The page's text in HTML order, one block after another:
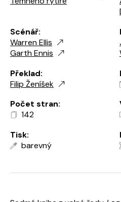
Scénář:
Warren Ellis
Garth Ennis
Překlad:
Filip Ženíšek
Počet stran:
142
Tisk:
barevný